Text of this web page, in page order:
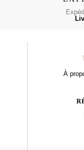
À